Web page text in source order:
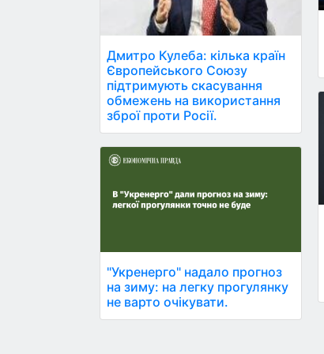
Дмитро Кулеба: кілька країн
Європейського Союзу
підтримують скасування
обмежень на використання
зброї проти Росії.
"Укренерго" надало прогноз
на зиму: на легку прогулянку
не варто очікувати.